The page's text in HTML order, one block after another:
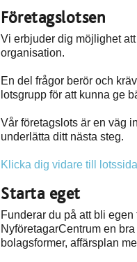
Företagslotsen
Vi erbjuder dig möjlighet
organisation.
En del frågor berör och
lotsgrupp för att kunna ge
Vår företagslots är en väg
underlätta ditt nästa steg.
Klicka dig vidare till
Starta eget
Funderar du på att bli
NyföretagarCentrum en
bolagsformer, affärsplan